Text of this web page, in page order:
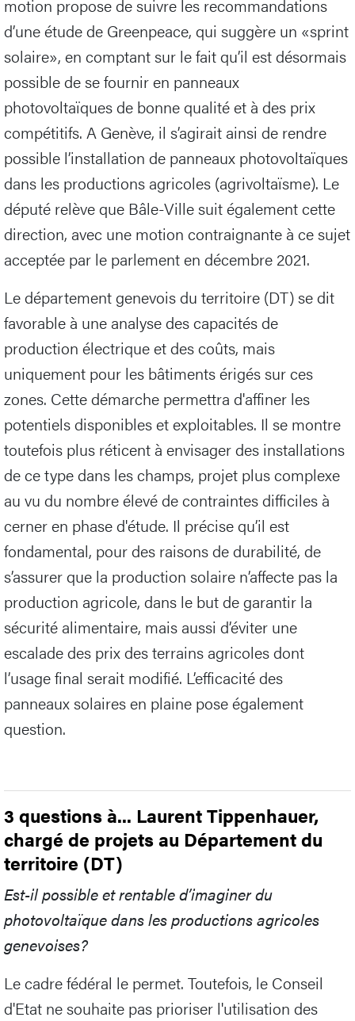
motion propose de suivre les recommandations
d’une étude de Greenpeace, qui suggère un «sprint
solaire», en comptant sur le fait qu’il est désormais
possible de se fournir en panneaux
photovoltaïques de bonne qualité et à des prix
compétitifs. A Genève, il s’agirait ainsi de rendre
possible l’installation de panneaux photovoltaïques
dans les productions agricoles (agrivoltaïsme). Le
député relève que Bâle-Ville suit également cette
direction, avec une motion contraignante à ce sujet
acceptée par le parlement en décembre 2021.
Le département genevois du territoire (DT) se dit
favorable à une analyse des capacités de
production électrique et des coûts, mais
uniquement pour les bâtiments érigés sur ces
zones. Cette démarche permettra d'affiner les
potentiels disponibles et exploitables. Il se montre
toutefois plus réticent à envisager des installations
de ce type dans les champs, projet plus complexe
au vu du nombre élevé de contraintes difficiles à
cerner en phase d'étude. Il précise qu’il est
fondamental, pour des raisons de durabilité, de
s’assurer que la production solaire n’affecte pas la
production agricole, dans le but de garantir la
sécurité alimentaire, mais aussi d’éviter une
escalade des prix des terrains agricoles dont
l’usage final serait modifié. L’efficacité des
panneaux solaires en plaine pose également
question.
3 questions à... Laurent Tippenhauer,
chargé de projets au Département du
territoire (DT)
Est-il possible et rentable d’imaginer du
photovoltaïque dans les productions agricoles
genevoises?
Le cadre fédéral le permet. Toutefois, le Conseil
d'Etat ne souhaite pas prioriser l'utilisation des